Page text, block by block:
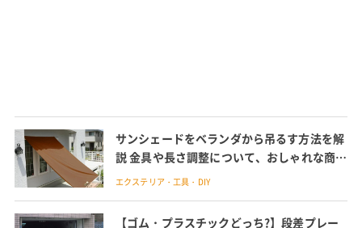
サンシェードをベランダから吊るす方法を解
説 金具や長さ調整について、おしゃれな商品
も
エクステリア・工具・DIY
【ゴム・プラスチックどっち?】段差プレー